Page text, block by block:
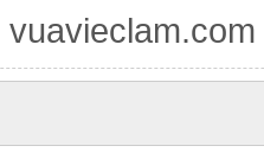
vuavieclam.com